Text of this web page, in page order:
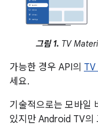
그림 1. TV
가능한 경우 API의 TV
세요.
기술적으로는 모바일
있지만 Android TV의